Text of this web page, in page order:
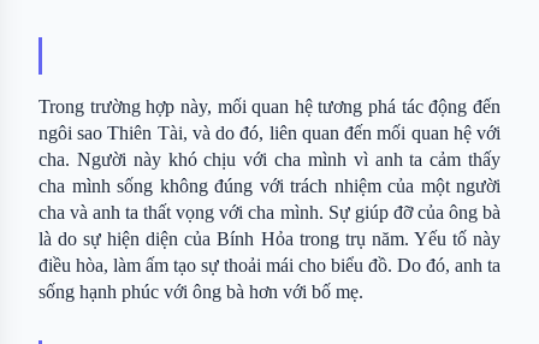
Trong trường hợp này, mối quan hệ tương phá tác động đến
ngôi sao Thiên Tài, và do đó, liên quan đến mối quan hệ với
cha. Người này khó chịu với cha mình vì anh ta cảm thấy
cha mình sống không đúng với trách nhiệm của một người
cha và anh ta thất vọng với cha mình. Sự giúp đỡ của ông bà
là do sự hiện diện của Bính Hỏa trong trụ năm. Yếu tố này
điều hòa, làm ấm tạo sự thoải mái cho biểu đồ. Do đó, anh ta
sống hạnh phúc với ông bà hơn với bố mẹ.